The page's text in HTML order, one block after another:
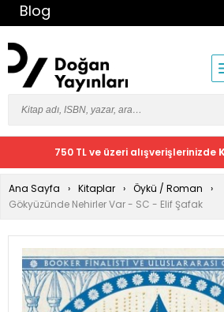
Blog
750 TL ve üzeri alışverişlerinizde
Ana Sayfa Kitaplar
Öykü / Roman
Gökyüzünde Nehirler Var - SC - Elif Şafak